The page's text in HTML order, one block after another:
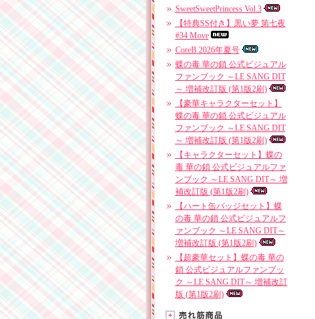
SweetSweetPrincess Vol.3
【特典SS付き】黒い夢 第七夜
#34 Move
CoreB 2026年夏号
蝶の毒 華の鎖 公式ビジュアル
ファンブック ～LE SANG DIT
～ 増補改訂版 (第1版2刷)
【豪華キャラクターセット】
蝶の毒 華の鎖 公式ビジュアル
ファンブック ～LE SANG DIT
～ 増補改訂版 (第1版2刷)
【キャラクターセット】蝶の
毒 華の鎖 公式ビジュアルファ
ンブック ～LE SANG DIT～ 増
補改訂版 (第1版2刷)
【ハート缶バッジセット】蝶
の毒 華の鎖 公式ビジュアルフ
ァンブック ～LE SANG DIT～
増補改訂版 (第1版2刷)
【超豪華セット】蝶の毒 華の
鎖 公式ビジュアルファンブッ
ク ～LE SANG DIT～ 増補改訂
版 (第1版2刷)